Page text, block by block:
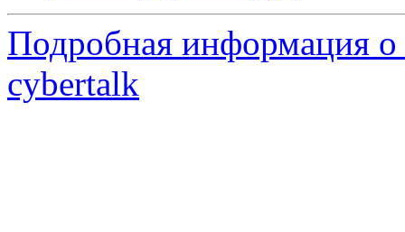
Подробная информация о
cybertalk